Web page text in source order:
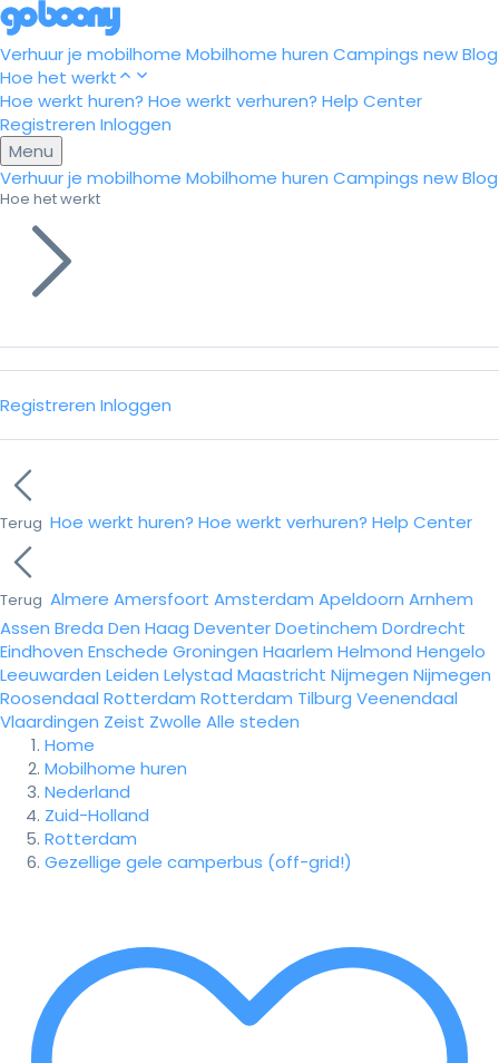
Verhuur je mobilhome Mobilhome huren Campings newBlog
Hoe het werkt
Hoe werkt huren? Hoe werkt verhuren? Help Center
Registreren Inloggen
Menu
Verhuur je mobilhome Mobilhome huren Campings newBlog
Hoe het werkt
Registreren Inloggen
Terug Hoe werkt huren? Hoe werkt verhuren? Help Center
Terug Almere Amersfoort Amsterdam Apeldoorn Arnhem
Assen Breda Den Haag DeventerDoetinchem Dordrecht
Eindhoven Enschede Groningen Haarlem Helmond Hengelo
Leeuwarden Leiden Lelystad Maastricht Nijmegen Nijmegen
Roosendaal Rotterdam Rotterdam Tilburg Veenendaal
Vlaardingen Zeist Zwolle Alle steden
Home
Mobilhome huren
Nederland
Zuid-Holland
Rotterdam
Gezellige gele camperbus (off-grid!)